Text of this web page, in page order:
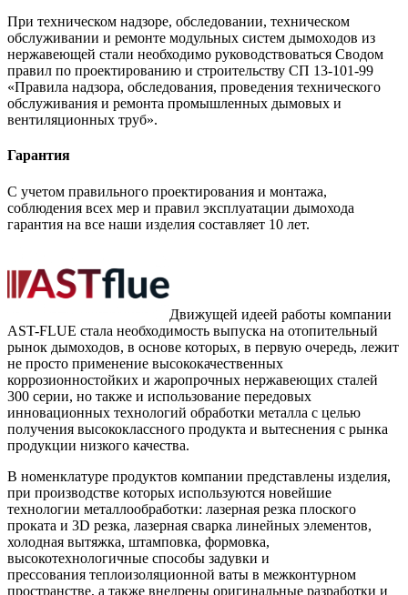
При техническом надзоре, обследовании, техническом
обслуживании и ремонте модульных систем дымоходов из
нержавеющей стали необходимо руководствоваться Сводом
правил по проектированию и строительству СП 13-101-99
«Правила надзора, обследования, проведения технического
обслуживания и ремонта промышленных дымовых и
вентиляционных труб».
Гарантия
С учетом правильного проектирования и монтажа,
соблюдения всех мер и правил эксплуатации дымохода
гарантия на все наши изделия составляет 10 лет.
Движущей идеей работы компании
AST-FLUE стала необходимость выпуска на отопительный
рынок дымоходов, в основе которых, в первую очередь, лежит
не просто применение высококачественных
коррозионностойких и жаропрочных нержавеющих сталей
300 серии, но также и использование передовых
инновационных технологий обработки металла с целью
получения высококлассного продукта и вытеснения с рынка
продукции низкого качества.
В номенклатуре продуктов компании представлены изделия,
при производстве которых используются новейшие
технологии металлообработки: лазерная резка плоского
проката и 3D резка, лазерная сварка линейных элементов,
холодная вытяжка, штамповка, формовка,
высокотехнологичные способы задувки и
прессования теплоизоляционной ваты в межконтурном
пространстве, а также внедрены оригинальные разработки и